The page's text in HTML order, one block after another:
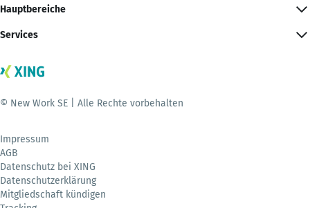
Hauptbereiche
Services
© New Work SE | Alle Rechte vorbehalten
Impressum
AGB
Datenschutz bei XING
Datenschutzerklärung
Mitgliedschaft kündigen